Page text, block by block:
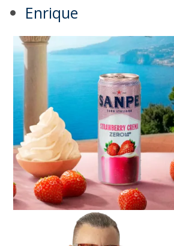
Enrique